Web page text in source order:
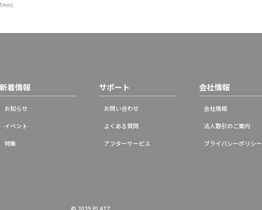
新着情報
お知らせ
イベント
特集
サポート
お問い合わせ
よくある質問
アフターサービス
会社情報
会社情報
法人取引のご案内
プライバシーポリシー